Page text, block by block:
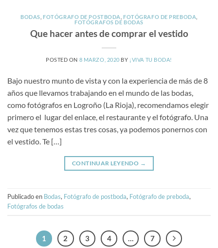
BODAS ,FOTÓGRAFO DE POSTBODA ,FOTÓGRAFO DE PREBODA
FOTÓGRAFOS DE BODAS
Que hacer antes de comprar el vestido
POSTED ON 8 MARZO, 2020 BY ¡VIVA TU BODA!
Bajo nuestro munto de vista y con la experiencia de más de 8
años que llevamos trabajando en el mundo de las bodas,
como fotógrafos en Logroño (La Rioja), recomendamos elegir
primero el lugar del enlace, el restaurante y el fotógrafo. Una
vez que tenemos estas tres cosas, ya podemos ponernos con
el vestido. Te […]
CONTINUAR LEYENDO →
Publicado en Bodas, Fotógrafo de postboda, Fotógrafo de preboda,
Fotógrafos de bodas
1 2 3 4 7